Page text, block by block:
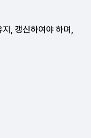
, 갱신하여야 하며,